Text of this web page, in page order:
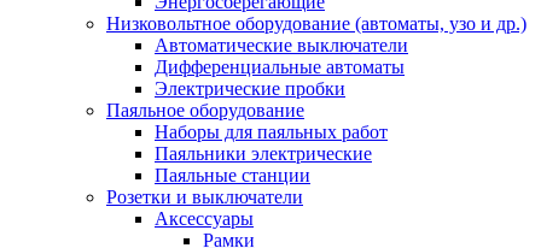
Низковольтное оборудование (автоматы, узо и др.)
Автоматические выключатели
Дифференциальные автоматы
Электрические пробки
Паяльное оборудование
Наборы для паяльных работ
Паяльники электрические
Паяльные станции
Розетки и выключатели
Аксессуары
Рамки